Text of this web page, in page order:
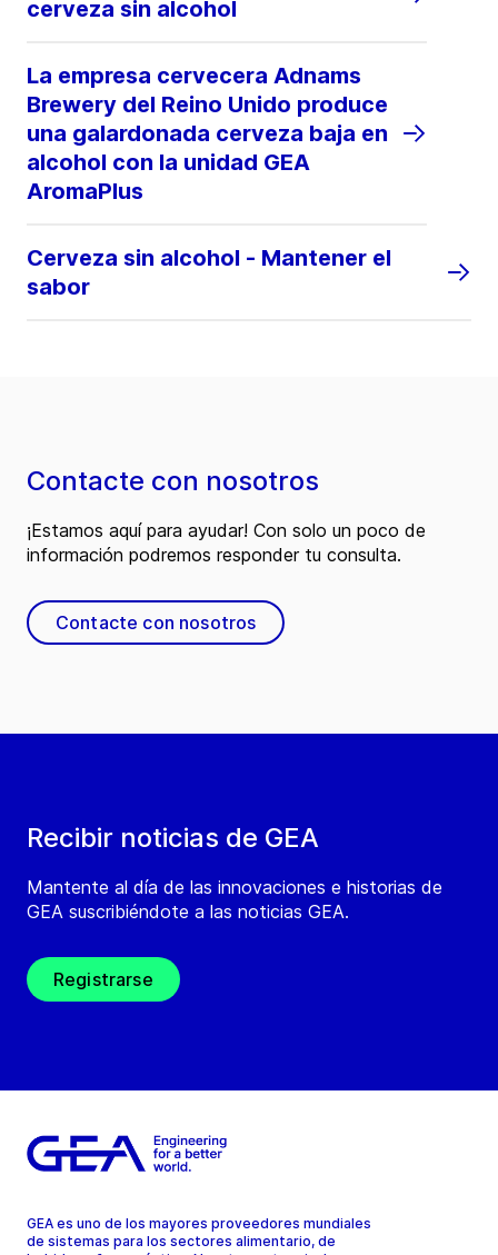
cerveza sin alcohol
La empresa cervecera Adnams
Brewery del Reino Unido produce
una galardonada cerveza baja en
alcohol con la unidad GEA
AromaPlus
Cerveza sin alcohol - Mantener el
sabor
Recibir noticias de GEA
Mantente al día de las innovaciones e historias de
GEA suscribiéndote a las noticias GEA.
Registrarse
Contacte con nosotros
¡Estamos aquí para ayudar! Con solo un poco de
información podremos responder tu consulta.
Contacte con nosotros
GEA es uno de los mayores proveedores mundiales
de sistemas para los sectores alimentario, de